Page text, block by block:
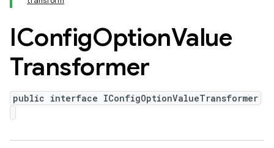
IConfigOptionValue
Transformer
public interface IConfigOptionValueTransformer